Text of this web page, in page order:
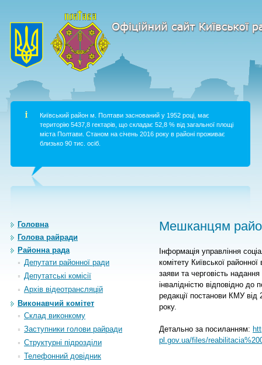
Київський район м. Полтави заснований у 1952 році, має
територію 5437,8 гектарів, що складає 52,8 % від загальної площі
міста Полтави. Станом на січень 2016 року в районі проживає
близько 90 тис. осіб.
Головна
Голова райради
Районна рада
Депутати районної ради
Депутатські комісії
Архiв вiдеотрансляцiй
Виконавчий комітет
Склад виконкому
Заступники голови райради
Структурні підрозділи
Телефонний довідник
Мешканцям
Інформація управління
комітету Київської
заяви та черговість надання
інвалідністю відповідно
редакції постанови КМУ
року.
Детально за посиланням:
pl.gov.ua/files/